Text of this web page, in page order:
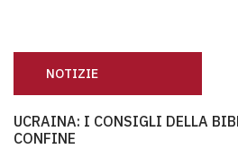
NOTIZIE
UCRAINA: I CONSIGLI DELLA
CONFINE